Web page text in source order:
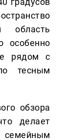
особенно
рядом с
тесным
обзора
делает